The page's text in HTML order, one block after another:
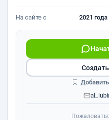
На сайте с 2021 года